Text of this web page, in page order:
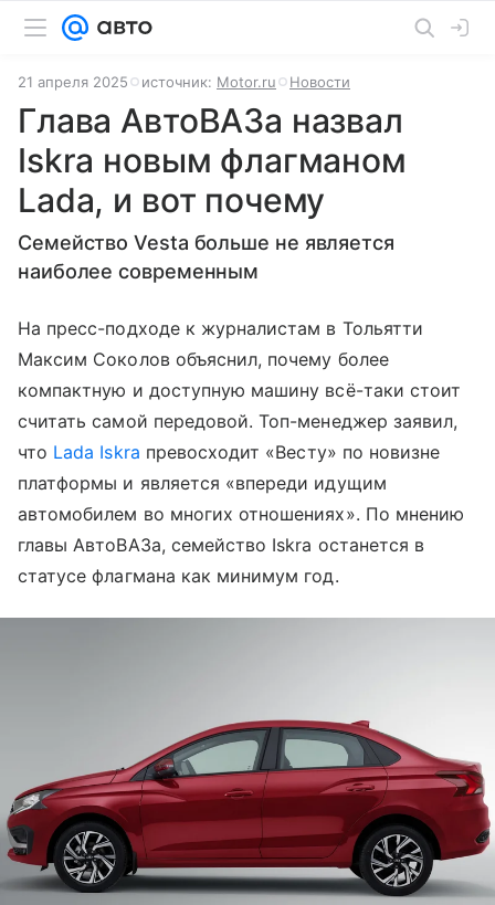
21 апреля 2025 источник: Motor.ru Новости
Глава АвтоВАЗа назвал
Iskra новым флагманом
Lada, и вот почему
Семейство Vesta больше не является
наиболее современным
На пресс-подходе к журналистам в Тольятти
Максим Соколов объяснил, почему более
компактную и доступную машину всё-таки стоит
считать самой передовой. Топ-менеджер заявил,
что Lada Iskra превосходит «Весту» по новизне
платформы и является «впереди идущим
автомобилем во многих отношениях». По мнению
главы АвтоВАЗа, семейство Iskra останется в
статусе флагмана как минимум год.